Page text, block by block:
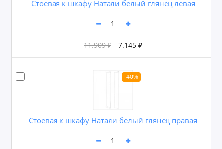
Cтоевая к шкафу Натали белый глянец левая
11.909 ₽ 7.145 ₽
-40%
Cтоевая к шкафу Натали белый глянец правая